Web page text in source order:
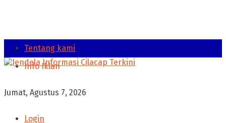
Tentang kami
Info Iklan
Jumat, Agustus 7, 2026
Login